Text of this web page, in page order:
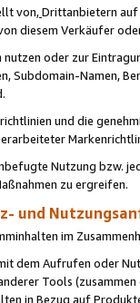
von,Drittanbietern auf
diesem Verkäufer
oder zur
Subdomain-Namen,
und die
Nutzung bzw.
zu ergreifen.
und
im
dem Aufrufen oder
Tools (zusammen
in Bezug auf